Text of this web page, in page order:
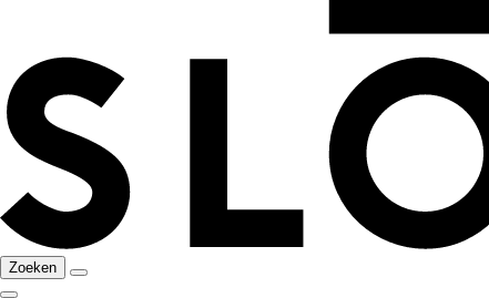
Zoeken